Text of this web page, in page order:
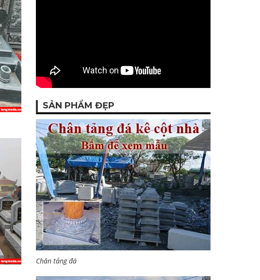
SẢN PHẨM ĐẸP
Chân tảng đá